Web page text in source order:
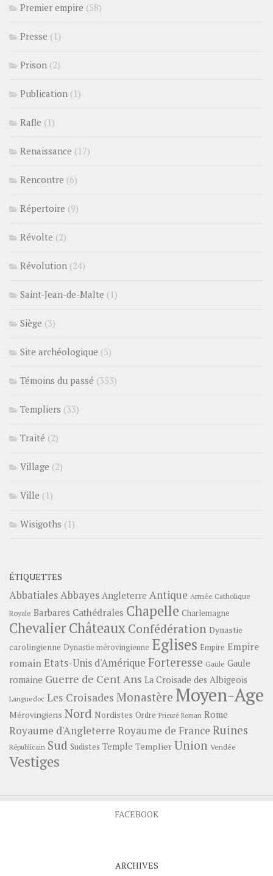
Premier empire (58)
Presse (1)
Prison (2)
Publication (1)
Rafle (1)
Renaissance (17)
Rencontre (6)
Répertoire (9)
Révolte (2)
Révolution (24)
Saint-Jean-de-Malte (1)
Siège (3)
Site archéologique (5)
Témoins du passé (353)
Templiers (33)
Traité (2)
Village (2)
Ville (1)
Wisigoths (1)
ÉTIQUETTES
Abbatiales Abbayes Angleterre Antique Armée Catholique
Royale Barbares Cathédrales Chapelle Charlemagne
ChevalierChâteauxConfédération Dynastie
carolingienne Dynastie mérovingienne Eglises Empire Empire
romainEtats-Unis d'Amérique Forteresse Gaule Gaule
romaine Guerre de Cent Ans La Croisade des Albigeois
Languedoc Les Croisades Monastère Moyen-Age
Mérovingiens Nord Nordistes Ordre Prieuré Roman Rome
Royaume d'Angleterre Royaume de France Ruines
Républicain Sud Sudistes Temple Templier Union Vendée
Vestiges
FACEBOOK
ARCHIVES